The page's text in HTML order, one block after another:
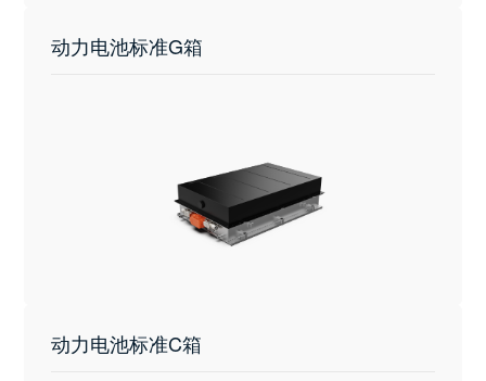
动力电池标准G箱
动力电池标准C箱